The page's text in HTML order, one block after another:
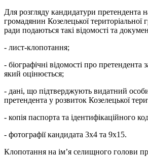
Для розгляду кандидатури претендента
громадянин Козелецької
ради подаються такі відомості та
- лист-клопотання;
- біографічні відомості про претендента
який оцінюється;
- дані, що підтверджують видатний
претендента у розвиток Козелецької
- копія паспорта та ідентифікаційного
- фотографії кандидата 3х4 та 9х15.
Клопотання на ім’я селищного голови